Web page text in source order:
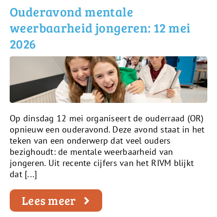
Ouderavond mentale
weerbaarheid jongeren: 12 mei
2026
Op dinsdag 12 mei organiseert de ouderraad (OR)
opnieuw een ouderavond. Deze avond staat in het
teken van een onderwerp dat veel ouders
bezighoudt: de mentale weerbaarheid van
jongeren. Uit recente cijfers van het RIVM blijkt
dat [...]
Lees meer